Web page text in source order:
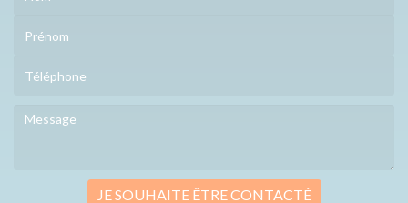
JE SOUHAITE ÊTRE CONTACTÉ